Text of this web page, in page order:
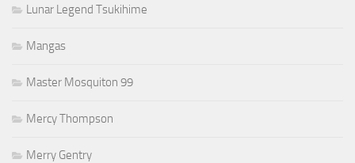
Lunar Legend Tsukihime
Mangas
Master Mosquiton 99
Mercy Thompson
Merry Gentry